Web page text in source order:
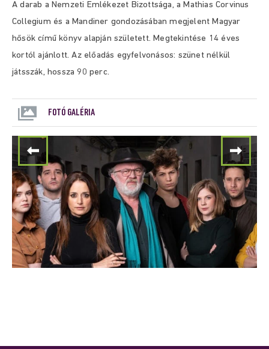
A darab a Nemzeti Emlékezet Bizottsága, a Mathias Corvinus
Collegium és a Mandiner gondozásában megjelent Magyar
hősök című könyv alapján született. Megtekintése 14 éves
kortól ajánlott. Az előadás egyfelvonásos: szünet nélkül
játsszák, hossza 90 perc.
FOTÓ GALÉRIA